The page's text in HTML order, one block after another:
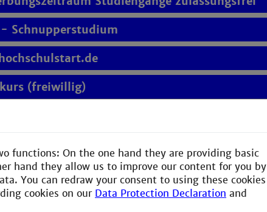
- Schnupperstudium
(freiwillig)
27
functions: On the one hand they are providing basic
hand they allow us to improve our content for you by
You can redraw your consent to using these cookies
cookies on our Data Protection Declaration and